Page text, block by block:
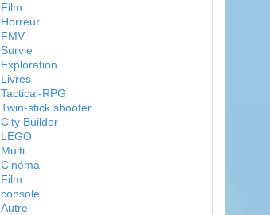
Film
Horreur
FMV
Survie
Exploration
Livres
Tactical-RPG
Twin-stick shooter
City Builder
LEGO
Multi
Cinéma
Film
console
Autre